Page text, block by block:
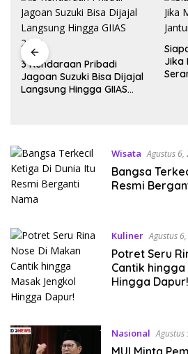
3 Kendaraan Pribadi
Jagoan Suzuki Bisa Dijajal
Langsung Hingga GIIAS
Jika
Wisata Agustus 6,
Bangsa
Resmi
Kuliner Agustus
Potret Seru
Cantik
Hingga Dapur!
Nasional Agustus
MUI Minta